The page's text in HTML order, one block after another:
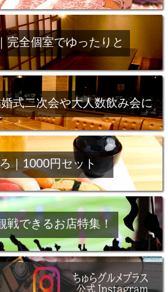
完全個室でゆったりと
式二次会や大人数飲み会に
｜1000円セット
戦できるお店特集！